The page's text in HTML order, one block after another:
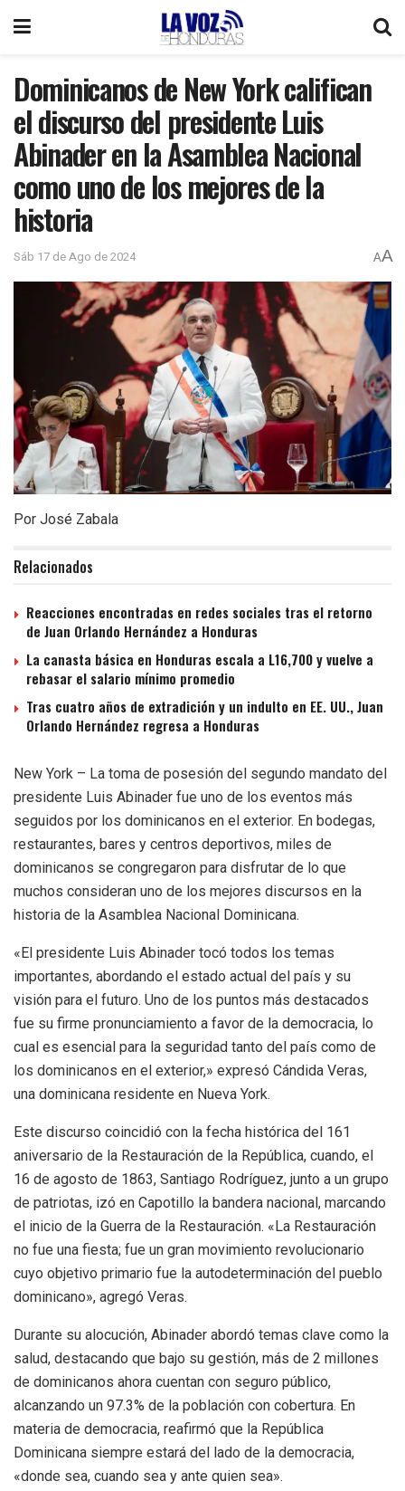
Dominicanos de New York califican
el discurso del presidente Luis
Abinader en la Asamblea Nacional
como uno de los mejores de la
historia
Sáb 17 de Ago de 2024 AA
Por José Zabala
Relacionados
Reacciones encontradas en redes sociales tras el retorno
de Juan Orlando Hernández a Honduras
La canasta básica en Honduras escala a L16,700 y vuelve a
rebasar el salario mínimo promedio
Tras cuatro años de extradición y un indulto en EE. UU., Juan
Orlando Hernández regresa a Honduras
New York – La toma de posesión del segundo mandato del
presidente Luis Abinader fue uno de los eventos más
seguidos por los dominicanos en el exterior. En bodegas,
restaurantes, bares y centros deportivos, miles de
dominicanos se congregaron para disfrutar de lo que
muchos consideran uno de los mejores discursos en la
historia de la Asamblea Nacional Dominicana.
«El presidente Luis Abinader tocó todos los temas
importantes, abordando el estado actual del país y su
visión para el futuro. Uno de los puntos más destacados
fue su firme pronunciamiento a favor de la democracia, lo
cual es esencial para la seguridad tanto del país como de
los dominicanos en el exterior,» expresó Cándida Veras,
una dominicana residente en Nueva York.
Este discurso coincidió con la fecha histórica del 161
aniversario de la Restauración de la República, cuando, el
16 de agosto de 1863, Santiago Rodríguez, junto a un grupo
de patriotas, izó en Capotillo la bandera nacional, marcando
el inicio de la Guerra de la Restauración. «La Restauración
no fue una fiesta; fue un gran movimiento revolucionario
cuyo objetivo primario fue la autodeterminación del pueblo
dominicano», agregó Veras.
Durante su alocución, Abinader abordó temas clave como la
salud, destacando que bajo su gestión, más de 2 millones
de dominicanos ahora cuentan con seguro público,
alcanzando un 97.3% de la población con cobertura. En
materia de democracia, reafirmó que la República
Dominicana siempre estará del lado de la democracia,
«donde sea, cuando sea y ante quien sea».